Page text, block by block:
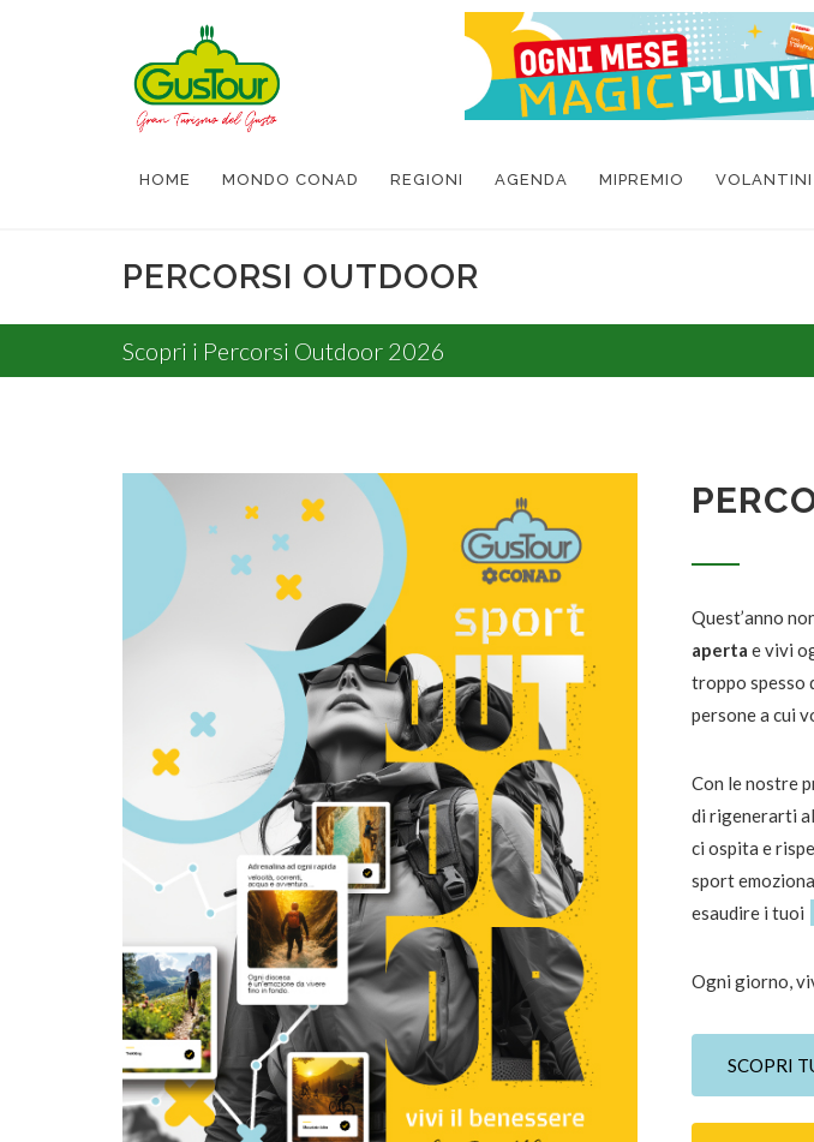
HOME MONDO CONAD REGIONI AGENDA MIPREMIO VOLANTINI
PERCORSI OUTDOOR
Scopri i Percorsi Outdoor 2026
Quest’anno
aperta e vivi
troppo spesso
persone a cui
Con le nostre
di rigenerarti
ci ospita e
sport
esaudire i tuoi
Ogni giorno,
SCOPRI